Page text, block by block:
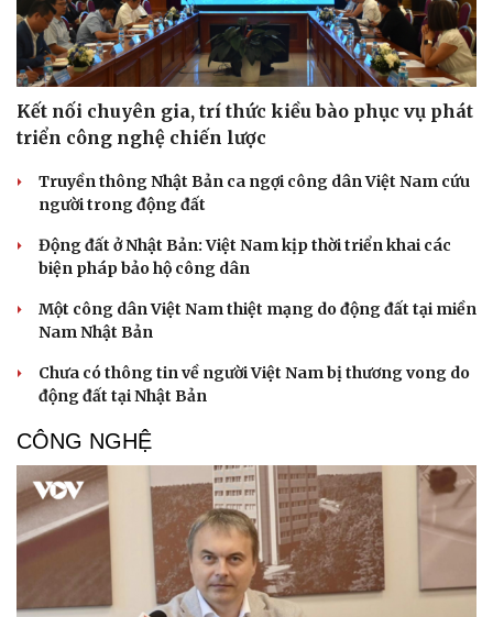
Kết nối chuyên gia, trí thức kiều bào phục vụ phát
triển công nghệ chiến lược
Truyền thông Nhật Bản ca ngợi công dân Việt Nam cứu
người trong động đất
Động đất ở Nhật Bản: Việt Nam kịp thời triển khai các
biện pháp bảo hộ công dân
Một công dân Việt Nam thiệt mạng do động đất tại miền
Nam Nhật Bản
Chưa có thông tin về người Việt Nam bị thương vong do
động đất tại Nhật Bản
CÔNG NGHỆ